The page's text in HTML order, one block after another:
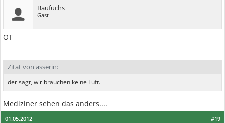
Baufuchs
Gast
OT
Zitat von asserin:
der sagt, wir brauchen keine Luft.
Mediziner sehen das anders....
#19
01.05.2012